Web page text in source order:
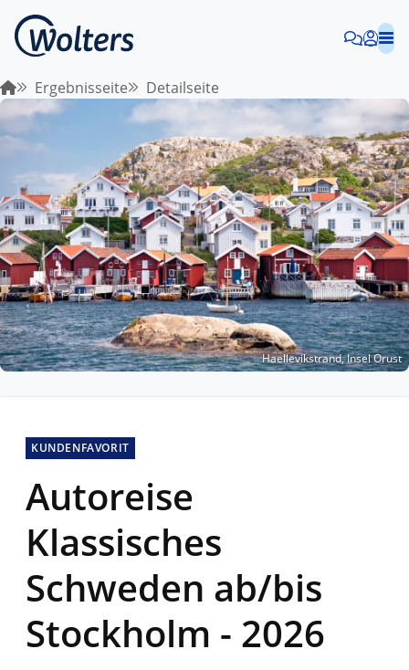
Ergebnisseite Detailseite
Haellevikstrand, Insel Orust
KUNDENFAVORIT
Autoreise
Klassisches
Schweden ab/bis
Stockholm - 2026